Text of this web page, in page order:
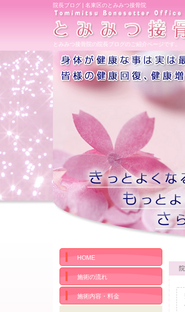
院長ブログ | 名東区のとみみつ接骨院
とみみつ接骨院の院長ブログのご紹介ページです。
HOME
施術の流れ
施術内容・料金